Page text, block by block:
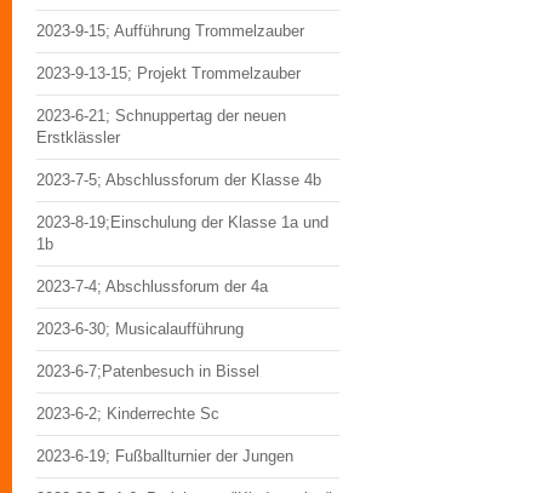
2023-9-15; Aufführung Trommelzauber
2023-9-13-15; Projekt Trommelzauber
2023-6-21; Schnuppertag der neuen
Erstklässler
2023-7-5; Abschlussforum der Klasse 4b
2023-8-19;Einschulung der Klasse 1a und
1b
2023-7-4; Abschlussforum der 4a
2023-6-30; Musicalaufführung
2023-6-7;Patenbesuch in Bissel
2023-6-2; Kinderrechte Sc
2023-6-19; Fußballturnier der Jungen